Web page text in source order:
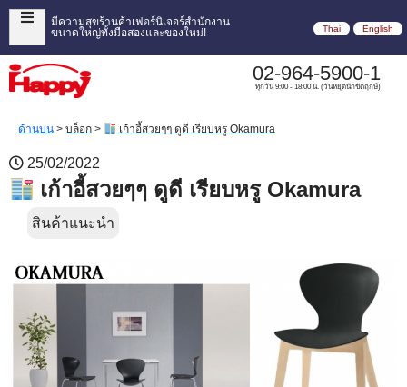
มีความสุขร้านค้าเฟอร์นิเจอร์สำนักงาน
ขนาดใหญ่ทั้งมือสองและของใหม่!
Thai English
02-964-5900-1
ทุกวัน 9:00 - 18:00 น. (วันหยุดนักขัตฤกษ์)
ด้านบน > บล็อก > เก้าอี้สวยๆๆ ดูดี เรียบหรู Okamura
25/02/2022
เก้าอี้สวยๆๆ ดูดี เรียบหรู Okamura
สินค้าแนะนำ